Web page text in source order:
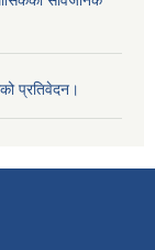
प्रतिवेदन।